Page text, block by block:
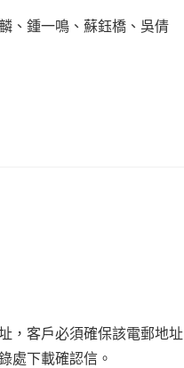
、鍾一鳴、蘇鈺橋、吳倩
，客戶必須確保該電郵地址
處下載確認信。